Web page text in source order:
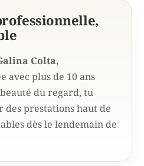
Colta,
avec plus de 10 ans
du regard, tu
prestations haut de
dès le lendemain de